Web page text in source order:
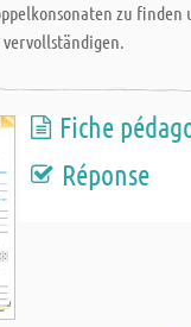
zu finden
Fiche
Réponse